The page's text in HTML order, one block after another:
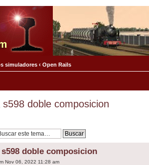
simuladores ‹ Open Rails
doble composicion
doble composicion
Nov 06, 2022 11:28 am